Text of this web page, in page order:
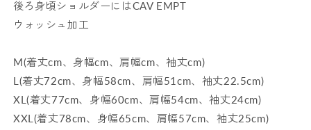
後ろ身頃ショルダーにはCAV EMPT
ウォッシュ加工
M(着丈cm、身幅cm、肩幅cm、袖丈cm)
L(着丈72cm、身幅58cm、肩幅51cm、袖丈22.5cm)
XL(着丈77cm、身幅60cm、肩幅54cm、袖丈24cm)
XXL(着丈78cm、身幅65cm、肩幅57cm、袖丈25cm)